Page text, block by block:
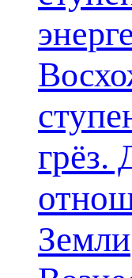
грёз.
Земли